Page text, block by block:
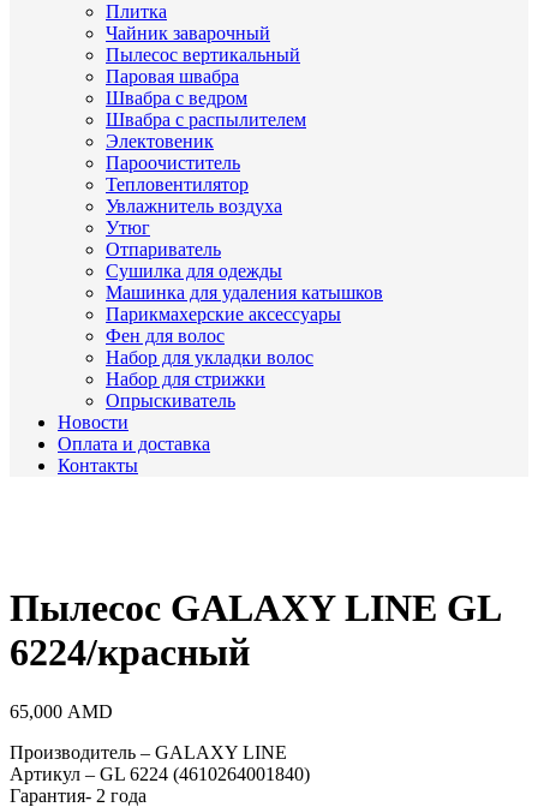
Плитка
Чайник заварочный
Пылесос вертикальный
Паровая швабра
Швабра с ведром
Швабра с распылителем
Электовеник
Пароочиститель
Тепловентилятор
Увлажнитель воздуха
Утюг
Отпариватель
Сушилка для одежды
Машинка для удаления катышков
Парикмахерские аксессуары
Фен для волос
Набор для укладки волос
Набор для стрижки
Опрыскиватель
Новости
Оплата и доставка
Контакты
Пылесос GALAXY LINE GL
6224/красный
65,000 AMD
Производитель – GALAXY LINE
Артикул – GL 6224 (4610264001840)
Гарантия- 2 года